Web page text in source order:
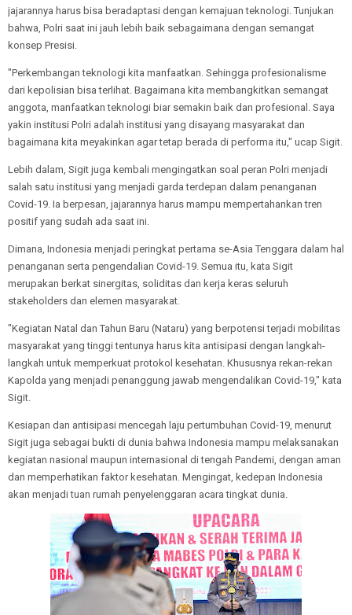
jajarannya harus bisa beradaptasi dengan kemajuan teknologi. Tunjukan
bahwa, Polri saat ini jauh lebih baik sebagaimana dengan semangat
konsep Presisi.
"Perkembangan teknologi kita manfaatkan. Sehingga profesionalisme
dari kepolisian bisa terlihat. Bagaimana kita membangkitkan semangat
anggota, manfaatkan teknologi biar semakin baik dan profesional. Saya
yakin institusi Polri adalah institusi yang disayang masyarakat dan
bagaimana kita meyakinkan agar tetap berada di performa itu," ucap Sigit.
Lebih dalam, Sigit juga kembali mengingatkan soal peran Polri menjadi
salah satu institusi yang menjadi garda terdepan dalam penanganan
Covid-19. Ia berpesan, jajarannya harus mampu mempertahankan tren
positif yang sudah ada saat ini.
Dimana, Indonesia menjadi peringkat pertama se-Asia Tenggara dalam hal
penanganan serta pengendalian Covid-19. Semua itu, kata Sigit
merupakan berkat sinergitas, soliditas dan kerja keras seluruh
stakeholders dan elemen masyarakat.
"Kegiatan Natal dan Tahun Baru (Nataru) yang berpotensi terjadi mobilitas
masyarakat yang tinggi tentunya harus kita antisipasi dengan langkah-
langkah untuk memperkuat protokol kesehatan. Khususnya rekan-rekan
Kapolda yang menjadi penanggung jawab mengendalikan Covid-19," kata
Sigit.
Kesiapan dan antisipasi mencegah laju pertumbuhan Covid-19, menurut
Sigit juga sebagai bukti di dunia bahwa Indonesia mampu melaksanakan
kegiatan nasional maupun internasional di tengah Pandemi, dengan aman
dan memperhatikan faktor kesehatan. Mengingat, kedepan Indonesia
akan menjadi tuan rumah penyelenggaran acara tingkat dunia.